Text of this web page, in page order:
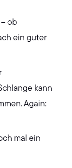
ob
ein guter
kann
Again:
mal ein